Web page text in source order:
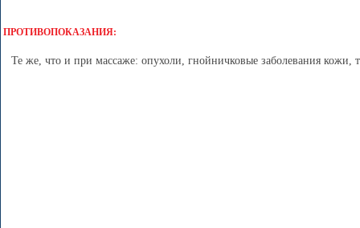
ПРОТИВОПОКАЗАНИЯ:
Те же, что и при массаже: опухоли, гнойничковые заболевания кожи,